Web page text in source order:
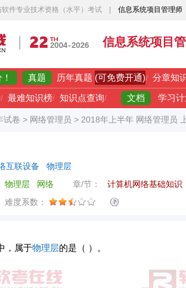
件专业技术资格（水平）考试 信息系统项目管理师
信息系统项目
真题 历年真题 (可免费开通)/ 分章知
/ 最难知识榜/ 知识点查询/ 文档 学习
试卷 > 网络管理员 > 2018年上半年 网络管理员
互联设备
物理层
物理层 网络 章/节：
计算机网络基础知识
难度系数：
，属于物理层的是（ ）。